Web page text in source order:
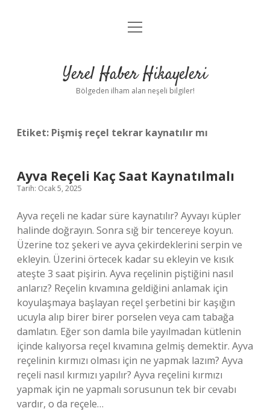
Anasayfa
Yasal Uyarı
menüyü
Yerel Haber Hikayeleri
Bölgeden ilham alan neşeli bilgiler!
Etiket: Pişmiş reçel tekrar kaynatılır mı
Ayva Reçeli Kaç Saat Kaynatılmalı
Tarih: Ocak 5, 2025
Ayva reçeli ne kadar süre kaynatılır? Ayvayı küpler
halinde doğrayın. Sonra sığ bir tencereye koyun.
Üzerine toz şekeri ve ayva çekirdeklerini serpin ve
ekleyin. Üzerini örtecek kadar su ekleyin ve kısık
ateşte 3 saat pişirin. Ayva reçelinin piştiğini nasıl
anlarız? Reçelin kıvamına geldiğini anlamak için
koyulaşmaya başlayan reçel şerbetini bir kaşığın
ucuyla alıp birer birer porselen veya cam tabağa
damlatın. Eğer son damla bile yayılmadan kütlenin
içinde kalıyorsa reçel kıvamına gelmiş demektir. Ayva
reçelinin kırmızı olması için ne yapmak lazım? Ayva
reçeli nasıl kırmızı yapılır? Ayva reçelini kırmızı
yapmak için ne yapmalı sorusunun tek bir cevabı
vardır, o da reçele…